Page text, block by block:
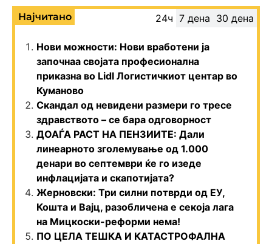
Најчитано 24ч 7 дена 30 дена
Нови можности: Нови вработени ја
започнаа својата професионална
приказна во Lidl Логистичкиот центар во
Куманово
Скандал од невидени размери го тресе
здравството – се бара одговорност
ДОАЃА РАСТ НА ПЕНЗИИТЕ: Дали
линеарното зголемување од 1.000
денари во септември ќе го изеде
инфлацијата и скапотијата?
Жерновски: Три силни потврди од ЕУ,
Кошта и Вајц, разобличена е секоја лага
на Мицкоски-реформи нема!
ПО ЦЕЛА ТЕШКА И КАТАСТРОФАЛНА